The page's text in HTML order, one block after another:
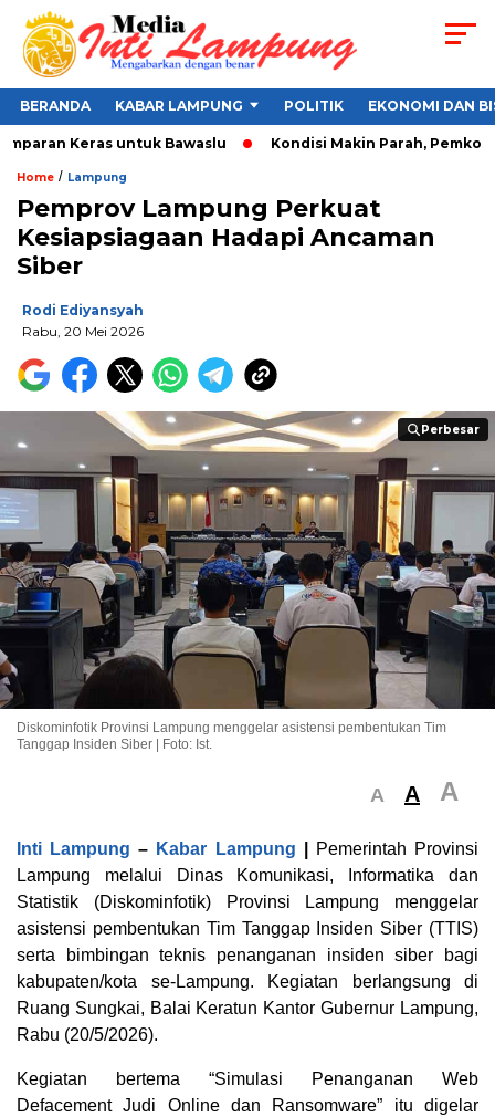
BERANDA KABAR LAMPUNG POLITIK EKONOMI DAN
Keras untuk Bawaslu Kondisi Makin Parah, Pemkot
Home / Lampung
Pemprov Lampung Perkuat
Kesiapsiagaan Hadapi Ancaman
Siber
Rodi Ediyansyah
Rabu, 20 Mei 2026
Perbesar
Perbesar
Diskominfotik Provinsi Lampung menggelar asistensi pembentukan Tim
Tanggap Insiden Siber | Foto: Ist.
A A A
Inti Lampung – Kabar Lampung
Pemerintah Provinsi
Lampung melalui Dinas Komunikasi, Informatika dan
Statistik (Diskominfotik) Provinsi Lampung menggelar
asistensi pembentukan Tim Tanggap Insiden Siber (TTIS)
serta bimbingan teknis penanganan insiden siber bagi
kabupaten/kota se-Lampung. Kegiatan berlangsung di
Ruang Sungkai, Balai Keratun Kantor Gubernur Lampung,
Rabu (20/5/2026).
Kegiatan bertema “Simulasi Penanganan Web
Defacement Judi Online dan Ransomware” itu digelar